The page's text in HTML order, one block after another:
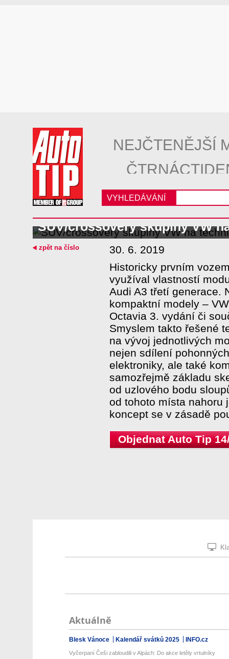
NEJČTENĚJŠÍ
VYHLEDÁVÁNÍ
SUV/crossovery skupiny VW
30. 6. 2019
Historicky prvním
využíval vlastností
Audi A3 třetí generace.
kompaktní modely –
Octavia 3. vydání či
Smyslem takto řešené
na vývoj jednotlivých
nejen sdílení
elektroniky, ale také
samozřejmě základu
od uzlového bodu
od tohoto místa nahoru
koncept se v zásadě
Objednat Auto Tip
zpět na číslo
Aktuálně
Blesk Vánoce Kalendář svátků 2025 INFO.cz
Vyčerpaní Češi zabloudili v Alpách: Do akce letěly vrtulníky